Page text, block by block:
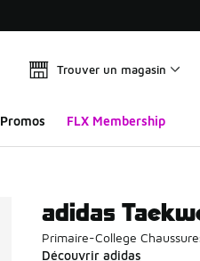
Trouver un magasin
Promos FLX Membership
adidas
Primaire-College
Découvrir adidas